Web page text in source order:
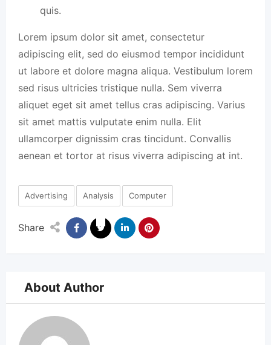
quis.
Lorem ipsum dolor sit amet, consectetur
adipiscing elit, sed do eiusmod tempor incididunt
ut labore et dolore magna aliqua. Vestibulum lorem
sed risus ultricies tristique nulla. Sem viverra
aliquet eget sit amet tellus cras adipiscing. Varius
sit amet mattis vulputate enim nulla. Elit
ullamcorper dignissim cras tincidunt. Convallis
aenean et tortor at risus viverra adipiscing at int.
Advertising Analysis Computer
Share
About Author